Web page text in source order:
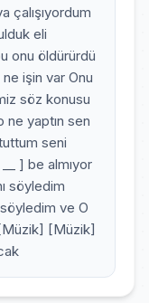
çalışıyordum
eli
onu öldürürdü
işin var Onu
söz konusu
ne yaptın sen
seni
__ ] be almıyor
söyledim
söyledim ve O
[Müzik]